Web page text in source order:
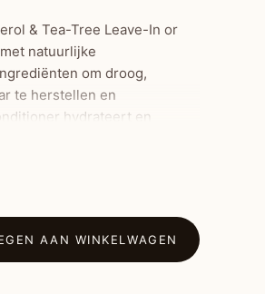
& Tea-Tree Leave-In or
natuurlijke
om droog,
te herstellen en
hydrateert en
behandeld haar, en kan
of overbehandeld
AAN WINKELWAGEN